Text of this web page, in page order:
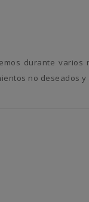
no deseados